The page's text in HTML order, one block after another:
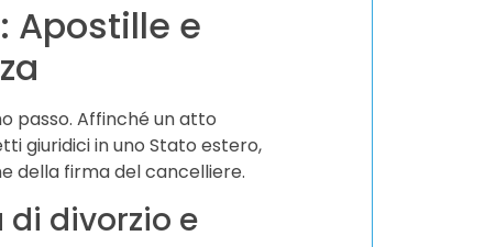
Apostille e
passo. Affinché un atto
giuridici in uno Stato estero,
della firma del cancelliere.
di divorzio e